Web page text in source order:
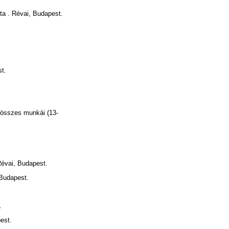
. Révai, Budapest.
munkái (13-
Budapest.